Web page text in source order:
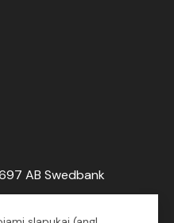
AB Swedbank